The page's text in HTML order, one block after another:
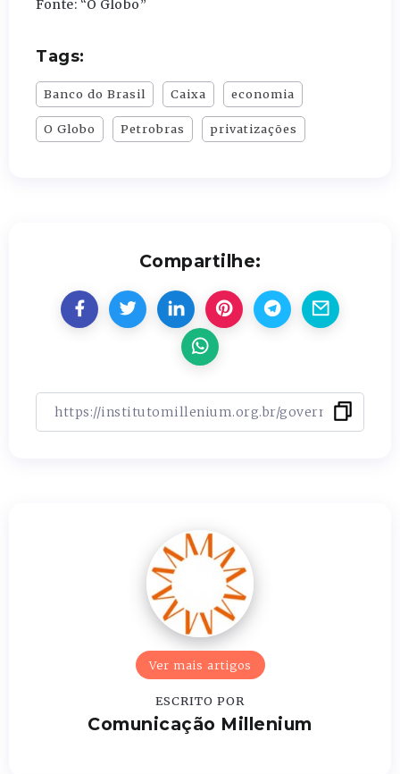
Fonte: “O Globo”
Tags:
Banco do Brasil Caixa economia
O Globo Petrobras privatizações
Compartilhe:
Ver mais artigos
ESCRITO POR
Comunicação Millenium